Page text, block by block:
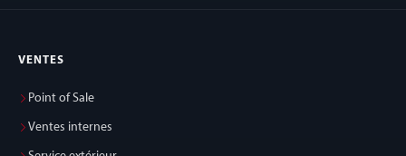
VENTES
Point of Sale
Ventes internes